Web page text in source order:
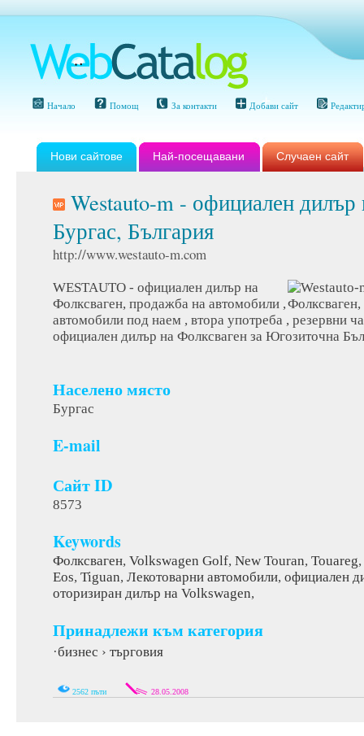
Начало Помощ За контакти Добави сайт
Нови сайтове Най-посещавани Случаен сайт
Westauto-m - официален дилър
Бургас, България
http://www.westauto-m.com
WESTAUTO - официален дилър на
Фолксваген, продажба на автомобили ,
автомобили под наем , втора употреба , резервни
официален дилър на Фолксваген за Югозиточна
Населено място
Бургас
E-mail
Сайт ID
8573
Keywords
Фолксваген, Volkswagen Golf, New Touran, Touareg,
Eos, Tiguan, Лекотоварни автомобили, официален
оторизиран дилър на Volkswagen,
Принадлежи към категория
·бизнес › търговия
2562 пъти 28.05.2008